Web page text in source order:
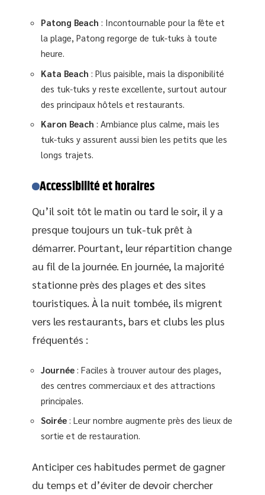
Patong Beach : Incontournable pour la fête et
la plage, Patong regorge de tuk-tuks à toute
heure.
Kata Beach : Plus paisible, mais la disponibilité
des tuk-tuks y reste excellente, surtout autour
des principaux hôtels et restaurants.
Karon Beach : Ambiance plus calme, mais les
tuk-tuks y assurent aussi bien les petits que les
longs trajets.
Accessibilité et horaires
Qu’il soit tôt le matin ou tard le soir, il y a
presque toujours un tuk-tuk prêt à
démarrer. Pourtant, leur répartition change
au fil de la journée. En journée, la majorité
stationne près des plages et des sites
touristiques. À la nuit tombée, ils migrent
vers les restaurants, bars et clubs les plus
fréquentés :
Journée : Faciles à trouver autour des plages,
des centres commerciaux et des attractions
principales.
Soirée : Leur nombre augmente près des lieux de
sortie et de restauration.
Anticiper ces habitudes permet de gagner
du temps et d’éviter de devoir chercher